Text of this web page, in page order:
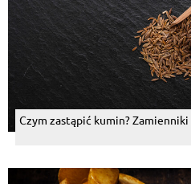
Czym zastąpić kumin?